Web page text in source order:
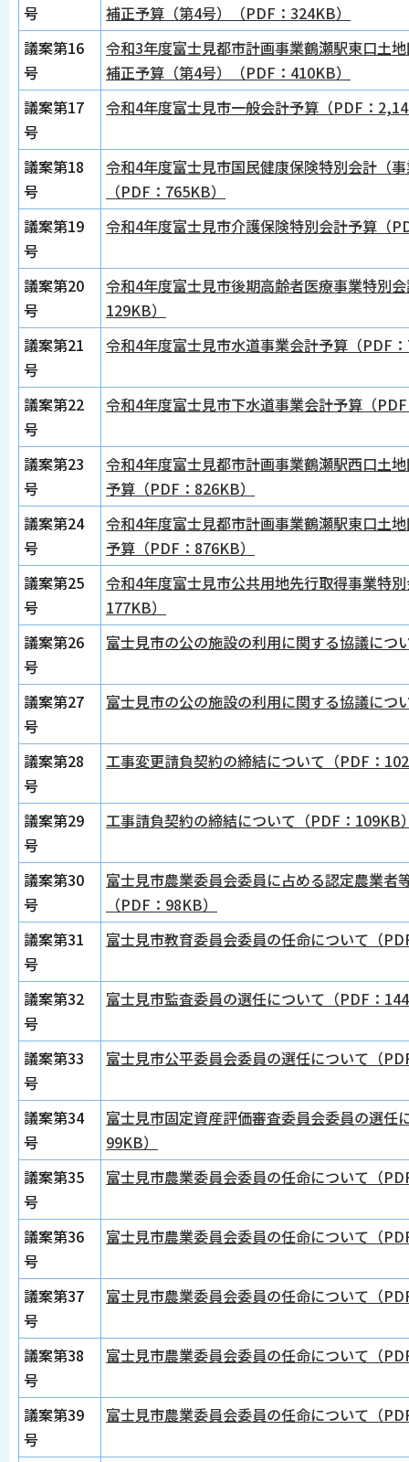
号
補正予算（第4号）（PDF：324KB）
議案第16
号
令和3年度富士見都市計画事業鶴瀬駅東口土
補正予算（第4号）（PDF：410KB）
議案第17
号
令和4年度富士見市一般会計予算（PDF：
議案第18
号
令和4年度富士見市国民健康保険特別会計（
（PDF：765KB）
議案第19
号
令和4年度富士見市介護保険特別会計予算（
議案第20
号
令和4年度富士見市後期高齢者医療事業特別
129KB）
議案第21
号
令和4年度富士見市水道事業会計予算（PDF
議案第22
号
令和4年度富士見市下水道事業会計予算（
議案第23
号
令和4年度富士見都市計画事業鶴瀬駅西口土
予算（PDF：826KB）
議案第24
号
令和4年度富士見都市計画事業鶴瀬駅東口土
予算（PDF：876KB）
議案第25
号
令和4年度富士見市公共用地先行取得事業特
177KB）
議案第26
号
富士見市の公の施設の利用に関する協議につ
議案第27
号
富士見市の公の施設の利用に関する協議につ
議案第28
号
工事変更請負契約の締結について（PDF：
議案第29
号
工事請負契約の締結について（PDF：109KB
議案第30
号
富士見市農業委員会委員に占める認定農業者
（PDF：98KB）
議案第31
号
富士見市教育委員会委員の任命について（
議案第32
号
富士見市監査委員の選任について（PDF：
議案第33
号
富士見市公平委員会委員の選任について（
議案第34
号
富士見市固定資産評価審査委員会委員の選任
99KB）
議案第35
号
富士見市農業委員会委員の任命について（
議案第36
号
富士見市農業委員会委員の任命について（
議案第37
号
富士見市農業委員会委員の任命について（
議案第38
号
富士見市農業委員会委員の任命について（
議案第39
号
富士見市農業委員会委員の任命について（